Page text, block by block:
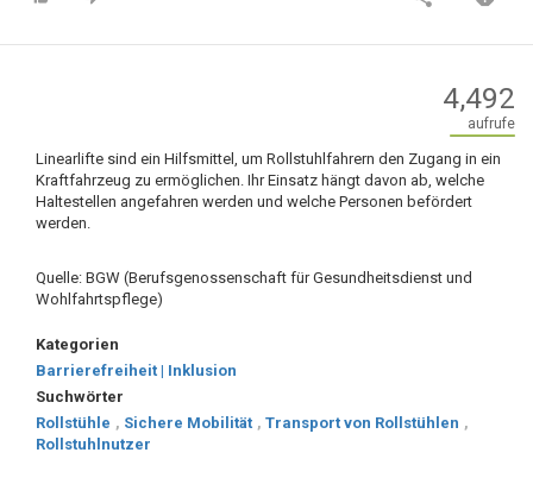
4,492
aufrufe
Linearlifte sind ein Hilfsmittel, um Rollstuhlfahrern den Zugang in ein
Kraftfahrzeug zu ermöglichen. Ihr Einsatz hängt davon ab, welche
Haltestellen angefahren werden und welche Personen befördert
werden.
Quelle: BGW (Berufsgenossenschaft für Gesundheitsdienst und
Wohlfahrtspflege)
Kategorien
Barrierefreiheit | Inklusion
Suchwörter
Rollstühle , Sichere Mobilität , Transport von Rollstühlen ,
Rollstuhlnutzer